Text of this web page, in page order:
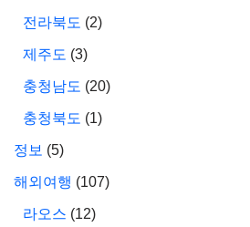
전라북도 (2)
제주도 (3)
충청남도 (20)
충청북도 (1)
정보 (5)
해외여행 (107)
라오스 (12)